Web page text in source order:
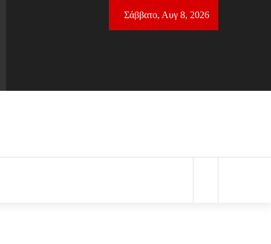
Σάββατο, Αυγ 8, 2026